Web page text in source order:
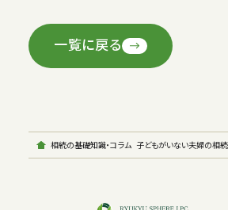
一覧に戻る
相続の基礎知識・コラム 子どもがいない夫婦の相